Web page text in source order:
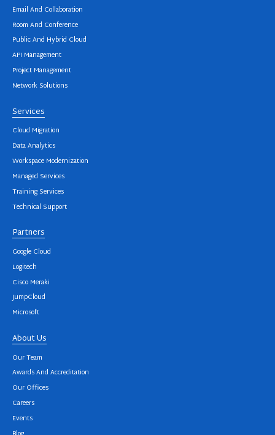
Email And Collaboration
Room And Conference
Public And Hybrid Cloud
API Management
Project Management
Network Solutions
Services
Cloud Migration
Data Analytics
Workspace Modernization
Managed Services
Training Services
Technical Support
Partners
Google Cloud
Logitech
Cisco Meraki
JumpCloud
Microsoft
About Us
Our Team
Awards And Accreditation
Our Offices
Careers
Events